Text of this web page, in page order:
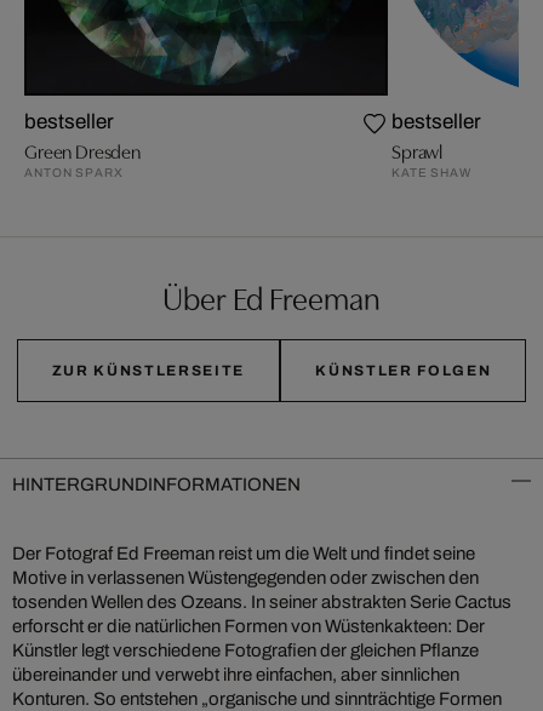
bestseller
Green Dresden
ANTON SPARX
bestseller
Sprawl
KATE SHAW
Über Ed Freeman
ZUR KÜNSTLERSEITE KÜNSTLER FOLGEN
HINTERGRUNDINFORMATIONEN
Der Fotograf Ed Freeman reist um die Welt und findet seine
Motive in verlassenen Wüstengegenden oder zwischen den
tosenden Wellen des Ozeans. In seiner abstrakten Serie Cactus
erforscht er die natürlichen Formen von Wüstenkakteen: Der
Künstler legt verschiedene Fotografien der gleichen Pflanze
übereinander und verwebt ihre einfachen, aber sinnlichen
Konturen. So entstehen „organische und sinnträchtige Formen